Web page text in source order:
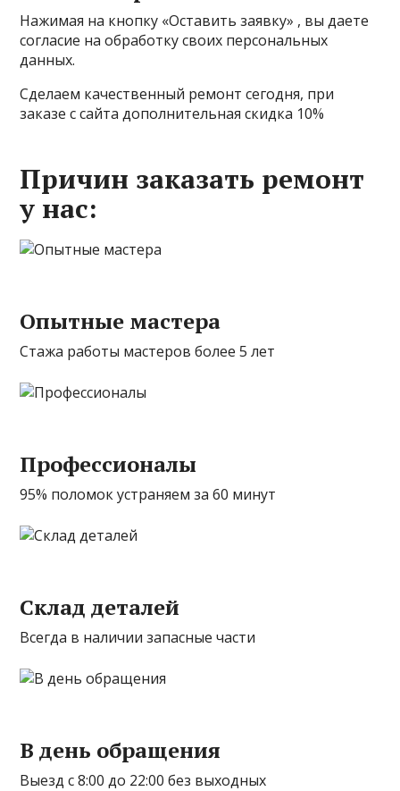
Нажимая на кнопку «Оставить заявку» , вы даете
согласие на обработку своих персональных
данных.
Сделаем качественный ремонт сегодня, при
заказе с сайта дополнительная скидка 10%
Причин заказать ремонт
у нас:
Опытные мастера
Стажа работы мастеров более 5 лет
Профессионалы
95% поломок устраняем за 60 минут
Склад деталей
Всегда в наличии запасные части
В день обращения
Выезд с 8:00 до 22:00 без выходных